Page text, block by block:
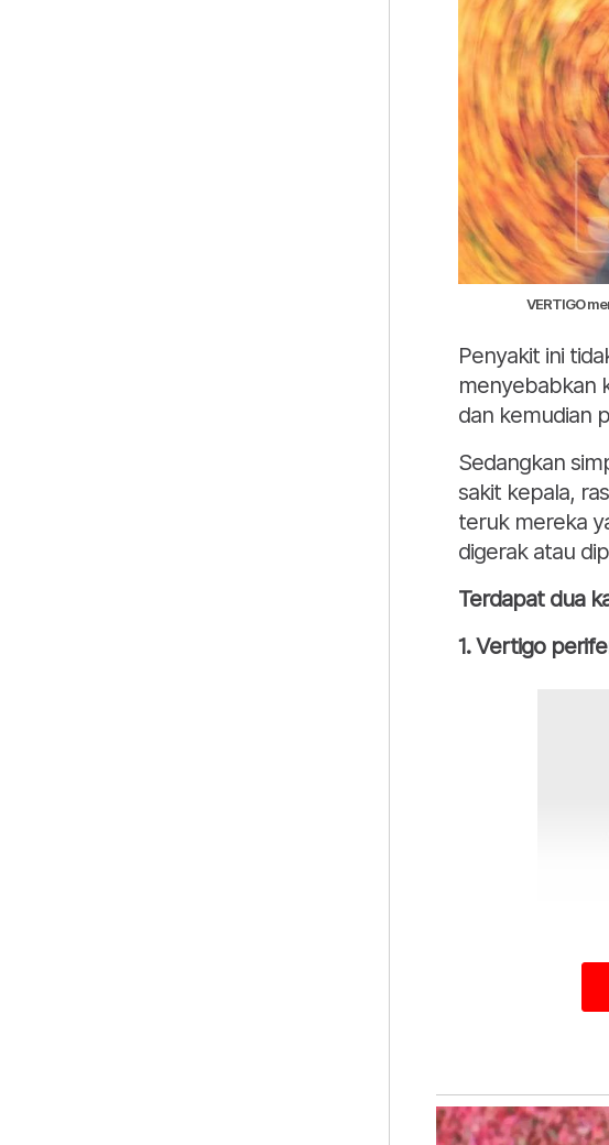
VERTIGO
Penyakit ini
menyebabkan
dan kemudian
Sedangkan
sakit kepala,
teruk mereka
digerak atau
Terdapat dua
1. Vertigo
Disebabkan
Artikel Berkaitan: